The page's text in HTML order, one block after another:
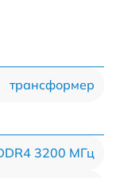
трансформер
3200 МГц